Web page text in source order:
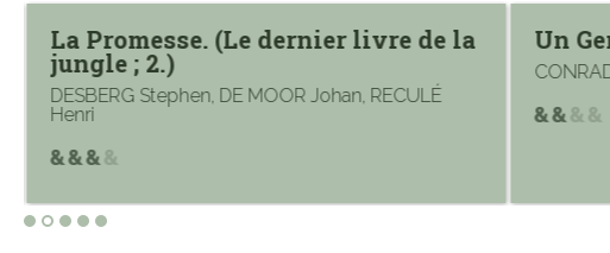
La Promesse. (Le dernier livre de la
jungle ; 2.)
DESBERG Stephen, DE MOOR Johan, RECULÉ
Henri
Un